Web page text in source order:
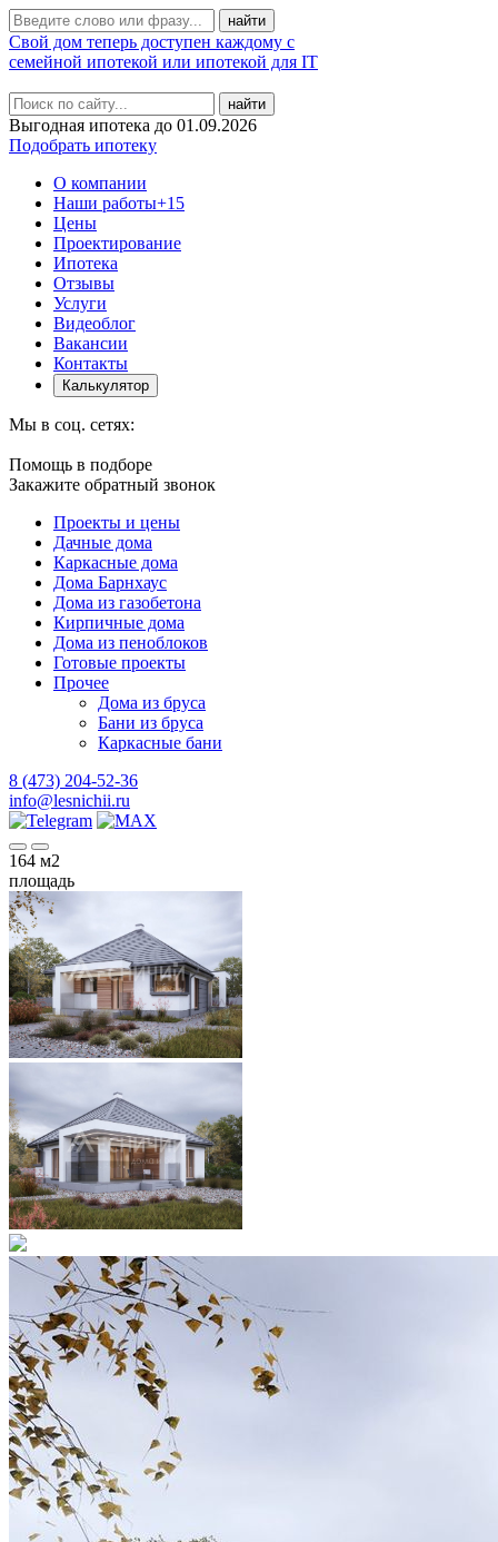
Свой дом теперь доступен каждому с
семейной ипотекой или ипотекой для IT
найти
Выгодная ипотека до 01.09.2026
Подобрать ипотеку
О компании
Наши работы+15
Цены
Проектирование
Ипотека
Отзывы
Услуги
Видеоблог
Вакансии
Контакты
Калькулятор
Мы в соц. сетях:
Помощь в подборе
Закажите обратный звонок
Проекты и цены
Дачные дома
Каркасные дома
Дома Барнхаус
Дома из газобетона
Кирпичные дома
Дома из пеноблоков
Готовые проекты
Прочее
Дома из бруса
Бани из бруса
Каркасные бани
8 (473) 204-52-36
info@lesnichii.ru
164 м2
площадь